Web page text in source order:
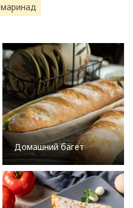
маринад
Домашний багет